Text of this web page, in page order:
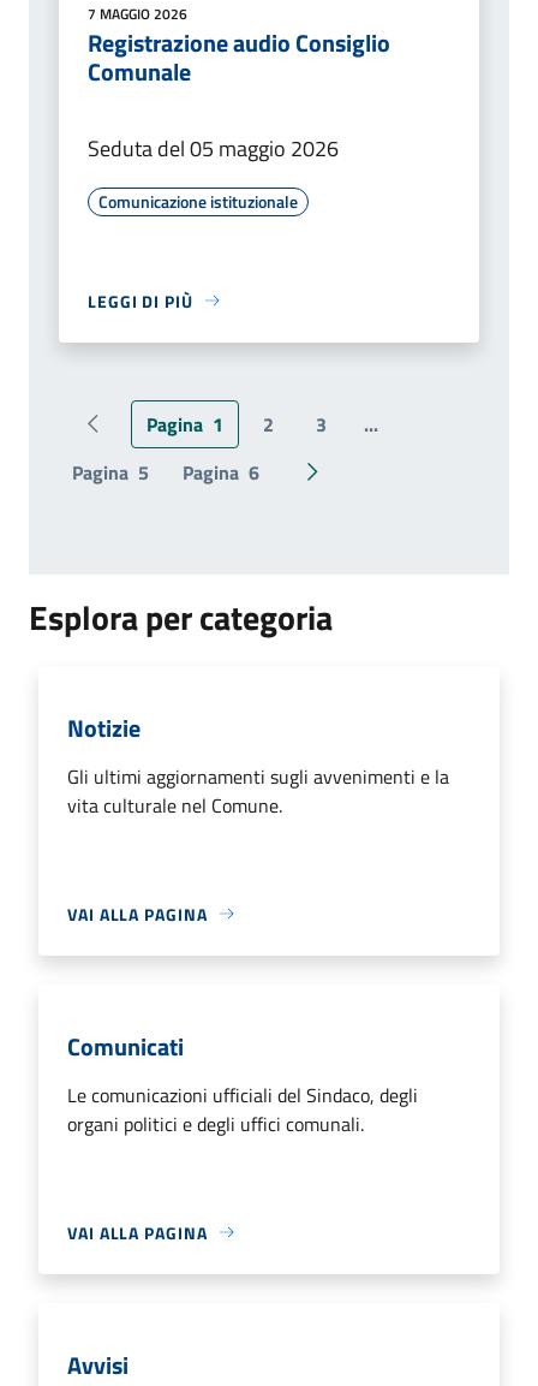
7 MAGGIO 2026
Registrazione audio Consiglio
Comunale
Seduta del 05 maggio 2026
Comunicazione istituzionale
LEGGI DI PIÙ
Pagina precedente
Pagina 1 2 3
...
Pagina 5 Pagina 6 Pagina successiva
Esplora per categoria
Notizie
Gli ultimi aggiornamenti sugli avvenimenti e la
vita culturale nel Comune.
VAI ALLA PAGINA
Comunicati
Le comunicazioni ufficiali del Sindaco, degli
organi politici e degli uffici comunali.
VAI ALLA PAGINA
Avvisi